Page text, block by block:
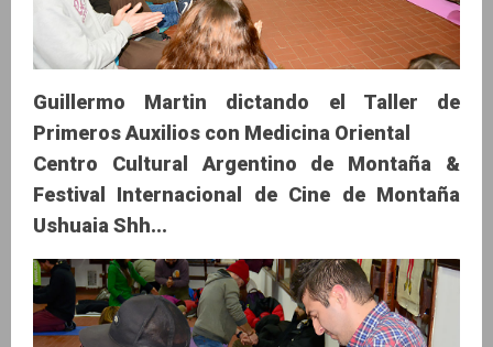
Guillermo Martin dictando el Taller de
Primeros Auxilios con Medicina Oriental
Centro Cultural Argentino de Montaña &
Festival Internacional de Cine de Montaña
Ushuaia Shh...